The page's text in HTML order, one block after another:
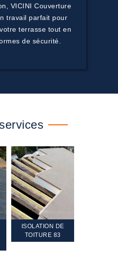
VICINI Couverture
travail parfait pour
terrasse tout en
de sécurité.
ISOLATION DE
TOITURE 83